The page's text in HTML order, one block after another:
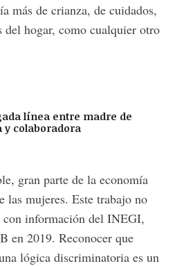
más de crianza, de cuidados,
del hogar, como cualquier otro
línea entre madre de
y colaboradora
gran parte de la economía
las mujeres. Este trabajo no
con información del INEGI,
en 2019. Reconocer que
lógica discriminatoria es un